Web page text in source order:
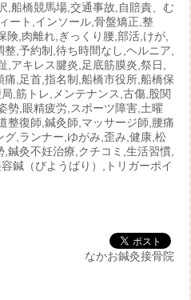
,船橋競馬場,交通事故,自賠責、む
ート,インソール,骨盤矯正,整
険,肉離れ,ぎっくり腰,部活,けが,
,予約制,待ち時間なし,ヘルニア,
アキレス腱炎,足底筋膜炎,祭日,
,足首,指名制,船橋市役所,船橋保
,筋トレ,メンテナンス,古傷,股関
勢,眼精疲労,スポーツ障害,土曜
整復師,鍼灸師,マッサージ師,腰痛
,ランナー,ゆがみ,歪み,健康,松
鍼灸不妊治療,クチコミ,生活習慣,
鍼（びようばり）,トリガーポイ
なかお鍼灸接骨院